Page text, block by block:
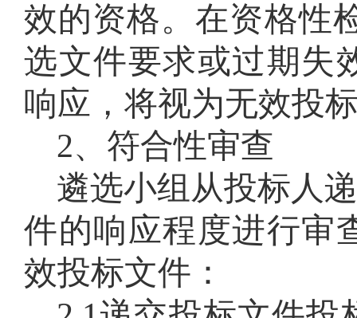
效的资格。在资格性
选文件要求或过期失
响应，将视为无效投
2、符合性审查
遴选小组从投标人
件的响应程度进行审
效投标文件：